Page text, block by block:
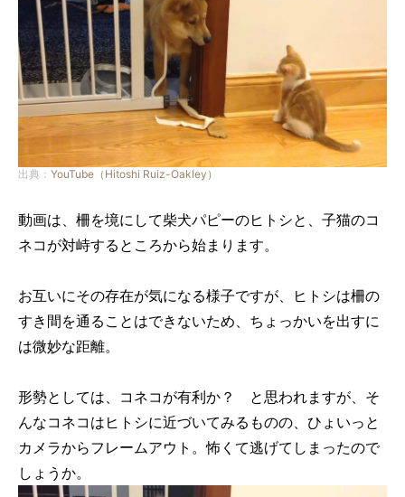
出典： YouTube（Hitoshi Ruiz-Oakley）
動画は、柵を境にして柴犬パピーのヒトシと、子猫のコ
ネコが対峙するところから始まります。
お互いにその存在が気になる様子ですが、ヒトシは柵の
すき間を通ることはできないため、ちょっかいを出すに
は微妙な距離。
形勢としては、コネコが有利か？ と思われますが、そ
んなコネコはヒトシに近づいてみるものの、ひょいっと
カメラからフレームアウト。怖くて逃げてしまったので
しょうか。